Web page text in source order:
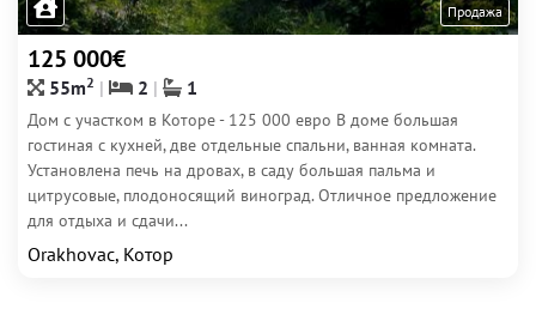
Продажа
125 000€
55m2 2 1
Дом с участком в Которе - 125 000 евро В доме большая
гостиная с кухней, две отдельные спальни, ванная комната.
Установлена печь на дровах, в саду большая пальма и
цитрусовые, плодоносящий виноград. Отличное предложение
для отдыха и сдачи...
Orakhovac, Котор